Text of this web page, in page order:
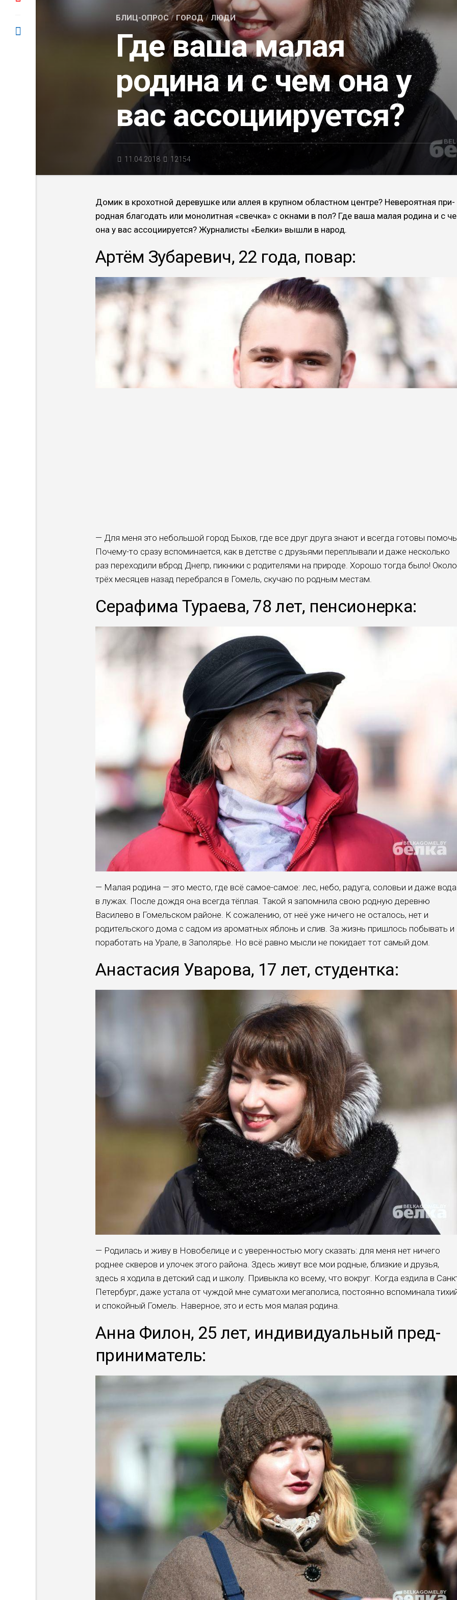
БЛИЦ-ОПРОС/ГОРОД/ ЛЮДИ
Где ваша малая
родина и с чем она у
вас ассоциируется?
11.04.2018 12154
Домик в крохотной деревушке или аллея в крупном областном центре? Невероятная при­
родная благодать или монолитная «свечка» с окнами в пол? Где ваша малая родина и с
она у вас ассоциируется? Журналисты «Белки» вышли в народ.
Артём Зубаревич, 22 года, повар:
— Для меня это небольшой город Быхов, где все друг друга знают и всегда готовы
Почему-то сразу вспоминается, как в детстве с друзьями пере­плывали и даже несколько
раз переходили вброд Днепр, пикники с родителями на природе. Хорошо тогда было! Около
трёх месяцев назад перебрался в Гомель, скучаю по родным местам.
Серафима Тураева, 78 лет, пенсионерка:
— Малая родина — это место, где всё самое-самое: лес, небо, радуга, соловьи и даже вода
в лужах. После дождя она всегда тёплая. Такой я запомнила свою род­ную деревню
Василево в Гомельском районе. К сожале­нию, от неё уже ничего не осталось, нет и
родительско­го дома с садом из ароматных яблонь и слив. За жизнь пришлось побывать и
поработать на Урале, в Заполя­рье. Но всё равно мысли не покидает тот самый дом.
Анастасия Уварова, 17 лет, студентка:
— Родилась и живу в Новобелице и с уверенно­стью могу сказать: для меня нет ничего
роднее скве­ров и улочек этого района. Здесь живут все мои род­ные, близкие и друзья,
здесь я ходила в детский сад и школу. Привыкла ко всему, что вокруг. Когда езди­ла в
Петербург, даже устала от чуждой мне суматохи мегаполиса, постоянно вспоминала
и спокойный Гомель. Наверное, это и есть моя малая родина.
Анна Филон, 25 лет, индивидуальный пред­
приниматель: